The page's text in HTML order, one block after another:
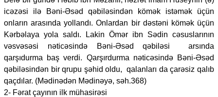
icəzəsi ilə Bəni-Əsəd qəbiləsindən kömək istəmək üçün
onların arasında yollandı. Onlardan bir dəstəni kömək üçün
Kərbəlaya yola saldı. Lakin Ömər ibn Sədin cəsuslarının
vəsvəsəsi nəticəsində Bəni-Əsəd qəbiləsi arsında
qarşıdurma baş verdi. Qarşırdurma nəticəsində Bəni-Əsəd
qəbiləsindən bir qrupu şəhid oldu, qalanları da çarəsiz qalıb
qaçdılar. (Mədinədən Mədinəyə, səh.368)
2- Fərat çayının ilk mühasirəsi